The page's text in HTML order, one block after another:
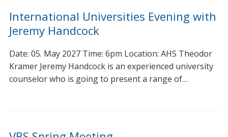
International Universities Evening with
Jeremy Handcock
Date: 05. May 2027 Time: 6pm Location: AHS Theodor
Kramer Jeremy Handcock is an experienced university
counselor who is going to present a range of…